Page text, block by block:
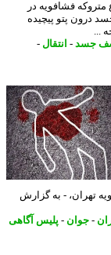
مزارع متروکه فشافویه در
پتو پیچیده
-انتقال-
- به گزارش
جوان- پلیس آگاهی